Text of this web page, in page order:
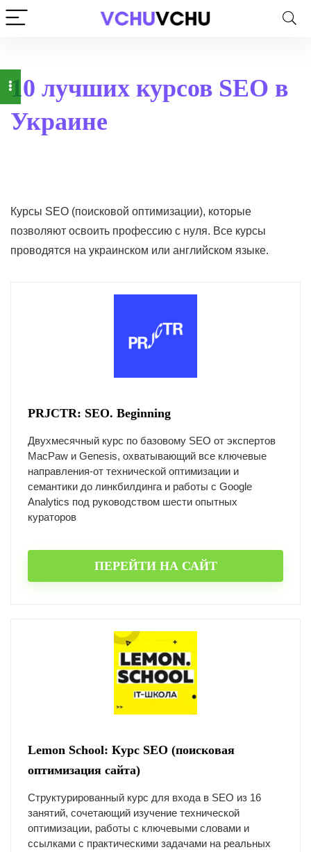
10 лучших курсов SEO в
Украине
Курсы SEO (поисковой оптимизации), которые
позволяют освоить профессию с нуля. Все курсы
проводятся на украинском или английском языке.
PRJCTR: SEO. Beginning
Двухмесячный курс по базовому SEO от экспертов
MacPaw и Genesis, охватывающий все ключевые
направления-от технической оптимизации и
семантики до линкбилдинга и работы с Google
Analytics под руководством шести опытных
кураторов
ПЕРЕЙТИ НА САЙТ
Lemon School: Курс SEO (поисковая
оптимизация сайта)
Структурированный курс для входа в SEO из 16
занятий, сочетающий изучение технической
оптимизации, работы с ключевыми словами и
ссылками с практическими задачами на реальных